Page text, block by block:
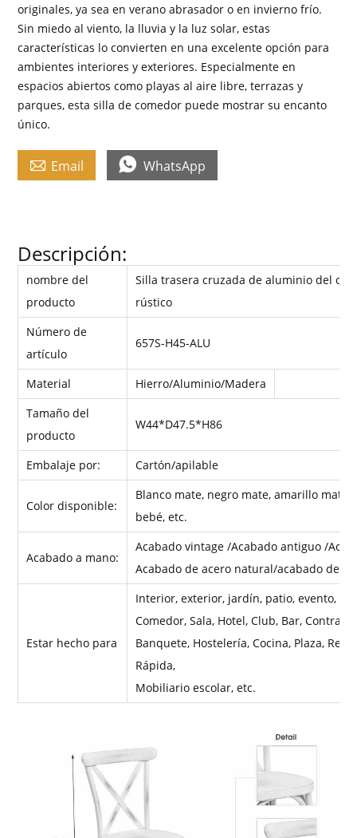
originales, ya sea en verano abrasador o en invierno frío.
Sin miedo al viento, la lluvia y la luz solar, estas
características lo convierten en una excelente opción para
ambientes interiores y exteriores. Especialmente en
espacios abiertos como playas al aire libre, terrazas y
parques, esta silla de comedor puede mostrar su encanto
único.
 Email  WhatsApp
Descripción:
nombre del
producto
Silla trasera cruzada de aluminio del
rústico
Número de
artículo
657S-H45-ALU
Material
Hierro/Aluminio/Madera
Tamaño del
producto
W44*D47.5*H86
Embalaje por: Cartón/apilable
Color disponible:
Blanco mate, negro mate, amarillo
bebé, etc.
Acabado a mano:
Acabado vintage /Acabado antiguo /
Acabado de acero natural/acabado de
Estar hecho para
Interior, exterior, jardín, patio, evento,
Comedor, Sala, Hotel, Club, Bar,
Banquete, Hostelería, Cocina, Plaza,
Rápida,
Mobiliario escolar, etc.